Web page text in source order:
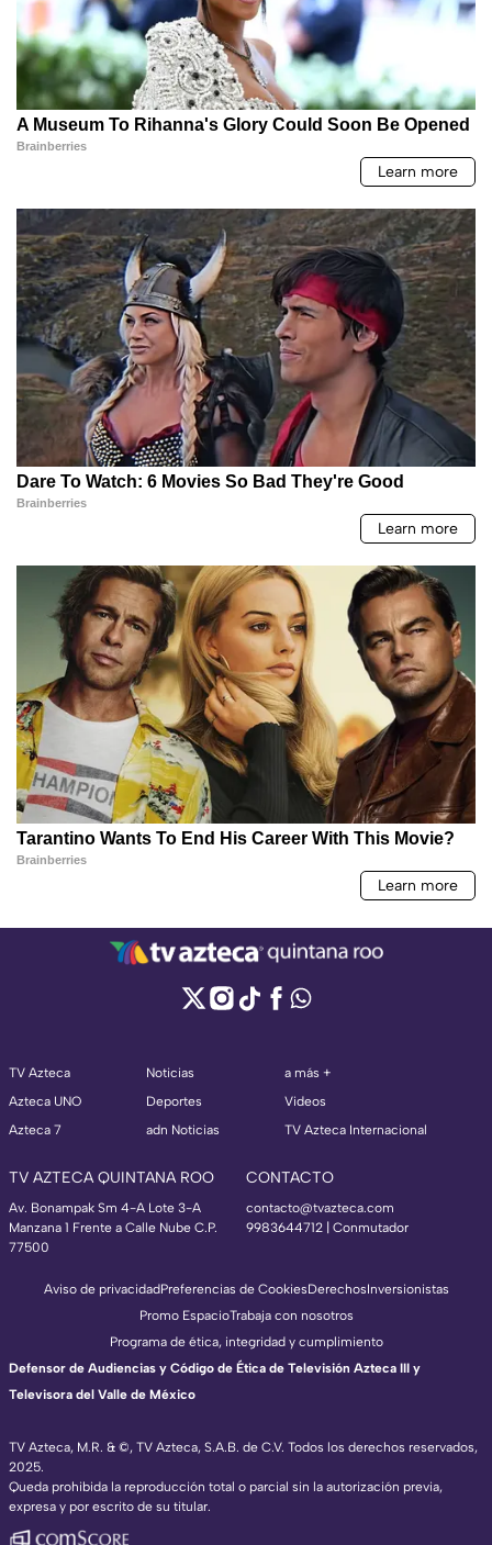
TV Azteca
Azteca UNO
Azteca 7
Noticias
Deportes
adn Noticias
a más +
Videos
TV Azteca Internacional
TV AZTECA QUINTANA ROO
Av. Bonampak Sm 4-A Lote 3-A
Manzana 1 Frente a Calle Nube C.P.
77500
CONTACTO
contacto@tvazteca.com
9983644712 | Conmutador
TV Azteca, M.R. & ©, TV Azteca, S.A.B. de C.V. Todos los derechos reservados,
2025.
Queda prohibida la reproducción total o parcial sin la autorización previa,
expresa y por escrito de su titular.
Aviso de privacidadPreferencias de CookiesDerechosInversionistas
Promo EspacioTrabaja con nosotros
Programa de ética, integridad y cumplimiento
Defensor de Audiencias y Código de Ética de Televisión Azteca III y
Televisora del Valle de México